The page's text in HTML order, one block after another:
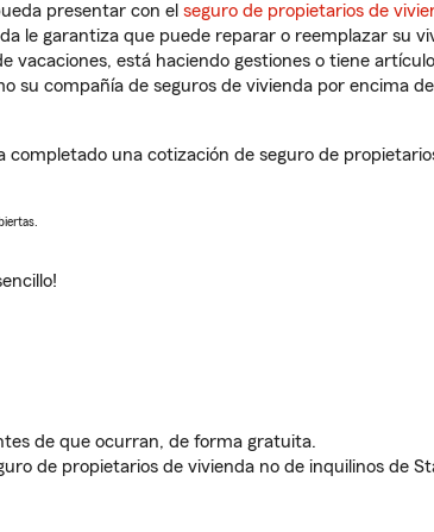
presentar con el seguro de propietarios de
le garantiza que puede reparar o reemplazar su
vacaciones, está haciendo gestiones o tiene
su compañía de seguros de vivienda por encima
una cotización de seguro de
de que ocurran, de forma gratuita.
de propietarios de vivienda no de inquilinos de